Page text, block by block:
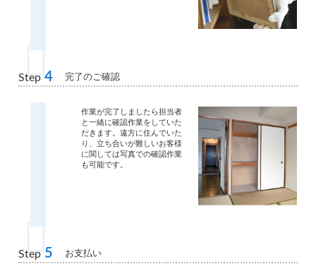
Step 4 完了のご確認
作業が完了しましたら担当者
と一緒に確認作業をしていた
だきます。遠方に住んでいた
り、立ち合いが難しいお客様
に関しては写真での確認作業
も可能です。
Step 5 お支払い